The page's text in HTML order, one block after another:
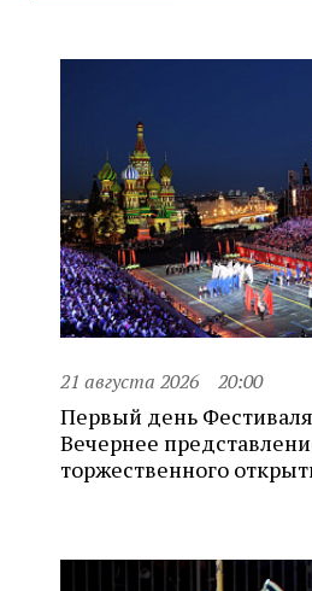
21 августа 2026 20:00
Первый день
Вечернее
торжественного